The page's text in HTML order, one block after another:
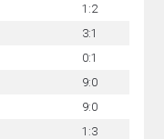
1:2
3:1
0:1
9:0
9:0
1:3